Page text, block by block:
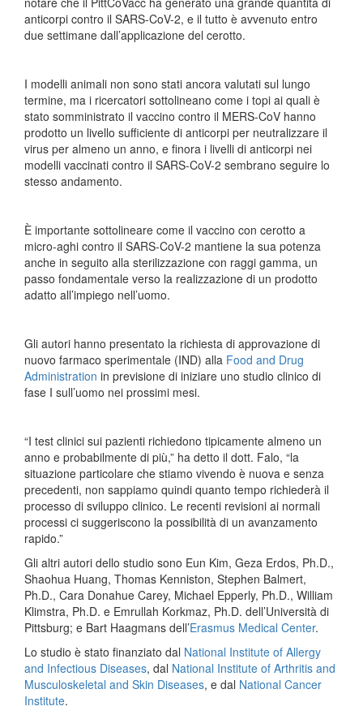
anticorpi contro il SARS-CoV-2, e il tutto è avvenuto entro
due settimane dall’applicazione del cerotto.
I modelli animali non sono stati ancora valutati sul lungo
termine, ma i ricercatori sottolineano come i topi ai quali è
stato somministrato il vaccino contro il MERS-CoV hanno
prodotto un livello sufficiente di anticorpi per neutralizzare il
virus per almeno un anno, e finora i livelli di anticorpi nei
modelli vaccinati contro il SARS-CoV-2 sembrano seguire lo
stesso andamento.
È importante sottolineare come il vaccino con cerotto a
micro-aghi contro il SARS-CoV-2 mantiene la sua potenza
anche in seguito alla sterilizzazione con raggi gamma, un
passo fondamentale verso la realizzazione di un prodotto
adatto all’impiego nell’uomo.
Gli autori hanno presentato la richiesta di approvazione di
nuovo farmaco sperimentale (IND) alla Food and Drug
Administration in previsione di iniziare uno studio clinico di
fase I sull’uomo nei prossimi mesi.
“I test clinici sui pazienti richiedono tipicamente almeno un
anno e probabilmente di più,” ha detto il dott. Falo, “la
situazione particolare che stiamo vivendo è nuova e senza
precedenti, non sappiamo quindi quanto tempo richiederà il
processo di sviluppo clinico. Le recenti revisioni ai normali
processi ci suggeriscono la possibilità di un avanzamento
rapido.”
Gli altri autori dello studio sono Eun Kim, Geza Erdos, Ph.D.,
Shaohua Huang, Thomas Kenniston, Stephen Balmert,
Ph.D., Cara Donahue Carey, Michael Epperly, Ph.D., William
Klimstra, Ph.D. e Emrullah Korkmaz, Ph.D. dell’Università di
Pittsburg; e Bart Haagmans dell’Erasmus Medical Center.
Lo studio è stato finanziato dal National Institute of Allergy
and Infectious Diseases, dal National Institute of Arthritis and
Musculoskeletal and Skin Diseases, e dal National Cancer
Institute.